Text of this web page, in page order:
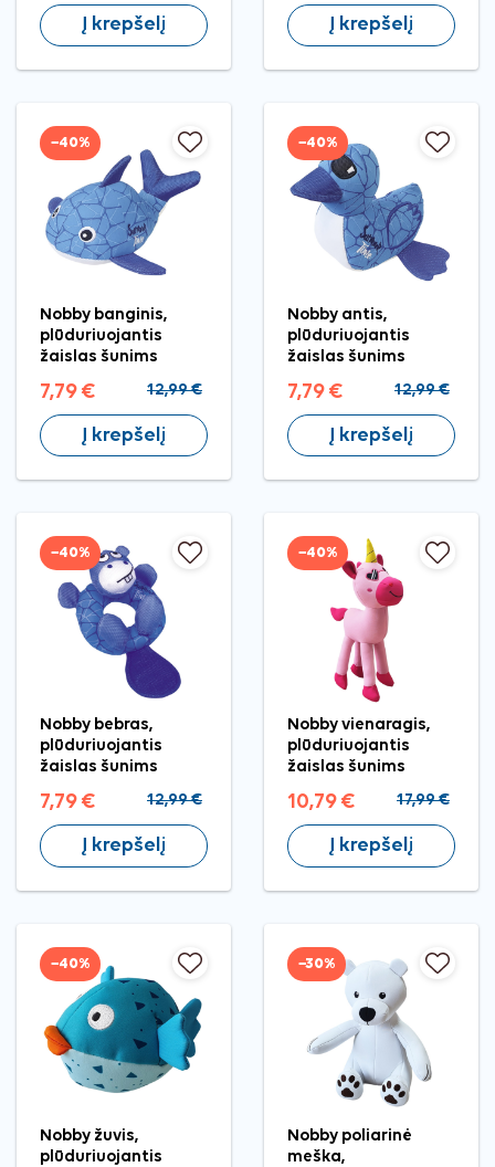
Į krepšelį Į krepšelį
−40%
Nobby banginis,
plūduriuojantis
žaislas šunims
7,79 € 12,99 €
Į krepšelį
−40%
Nobby antis,
plūduriuojantis
žaislas šunims
7,79 € 12,99 €
Į krepšelį
−40%
Nobby bebras,
plūduriuojantis
žaislas šunims
7,79 € 12,99 €
Į krepšelį
−40%
Nobby vienaragis,
plūduriuojantis
žaislas šunims
10,79 € 17,99 €
Į krepšelį
−40%
Nobby žuvis,
plūduriuojantis
−30%
Nobby poliarinė
meška,